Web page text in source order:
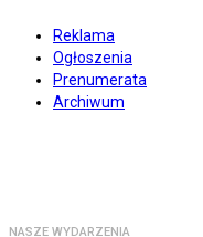
Reklama
Ogłoszenia
Prenumerata
Archiwum
NASZE WYDARZENIA